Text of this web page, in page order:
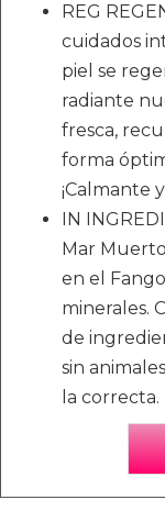
REG
cuidados
piel se
radiante
fresca,
forma
¡Calmante
IN
Mar
en el
minerales.
de
sin
la correcta.